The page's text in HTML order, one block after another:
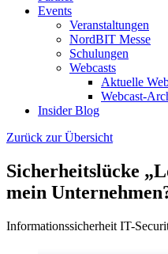
Events
Veranstaltungen
NordBIT Messe
Schulungen
Webcasts
Aktuelle
Webcast-
Insider Blog
Zurück zur Übersicht
Sicherheitslücke
mein
Informationssicherheit IT-